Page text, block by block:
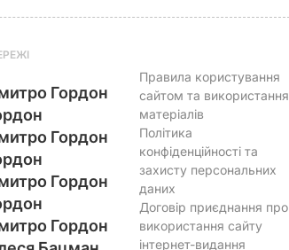
Гордон
Гордон
Гордон
Гордон
Правила користування
сайтом та використання
матеріалів
Політика
конфіденційності та
захисту персональних
даних
Договір приєднання про
використання сайту
інтернет-видання